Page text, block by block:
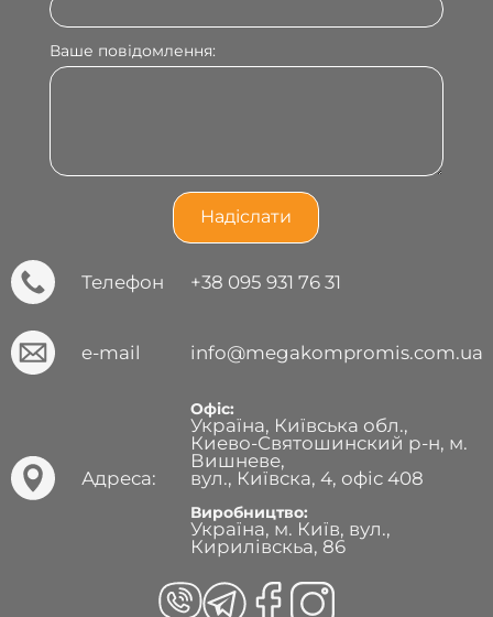
Ваше повідомлення:
Телефон +38 095 931 76 31
e-mail info@megakompromis.com.ua
Адреса:
Офіс:
Україна, Київська обл.,
Киево-Святошинский р-н, м.
Вишневе,
вул., Київска, 4, офіс 408
Виробництво:
Україна, м. Київ, вул.,
Кирилівскьа, 86